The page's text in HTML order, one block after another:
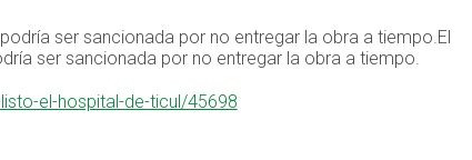
ser sancionada por no entregar la obra a tiempo.El
ser sancionada por no entregar la obra a tiempo.
el-hospital-de-ticul/45698